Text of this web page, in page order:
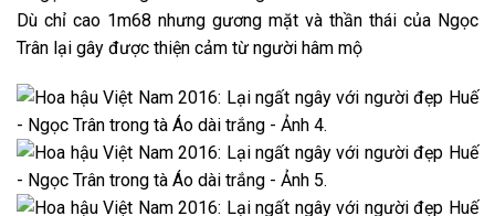
Dù chỉ cao 1m68 nhưng gương mặt và thần thái của Ngọc
Trân lại gây được thiện cảm từ người hâm mộ